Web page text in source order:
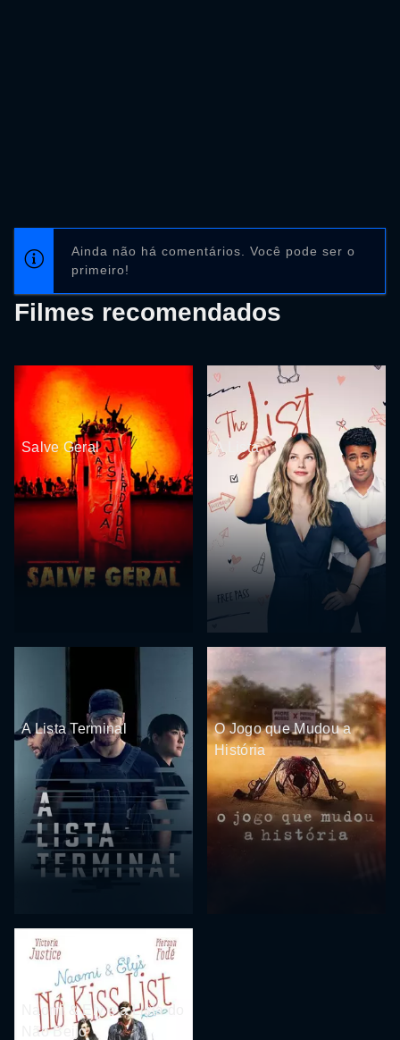
Ainda não há comentários. Você pode ser o
primeiro!
Filmes recomendados
Salve Geral A Lista
A Lista Terminal
O Jogo que Mudou a
História
Naomi & Ely e a Lista do
Não Beijo